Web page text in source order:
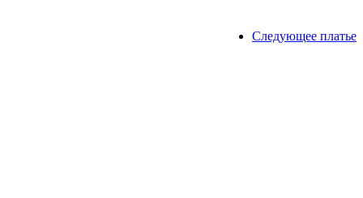
Следующее платье